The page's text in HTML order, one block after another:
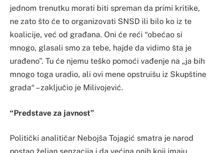
jednom trenutku morati biti spreman da primi kritike,
ne zato što će to organizovati SNSD ili bilo ko iz te
koalicije, već od građana. Oni će reći “obećao si
mnogo, glasali smo za tebe, hajde da vidimo šta je
urađeno”. Tu će njemu teško pomoći vađenje na „ja bih
mnogo toga uradio, ali ovi mene opstruišu iz Skupštine
grada“ – zaključio je Milivojević.
“Predstave za javnost”
Politički analitičar Nebojša Tojagić smatra je narod